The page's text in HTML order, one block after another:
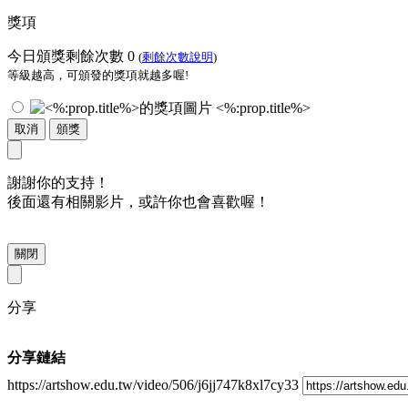
獎項
今日頒獎剩餘次數 0 (剩餘次數說明)
等級越高，可頒發的獎項就越多喔!
<%:prop.title%>
取消 頒獎
謝謝你的支持！
後面還有相關影片，或許你也會喜歡喔！
關閉
分享
分享鏈結
https://artshow.edu.tw/video/506/j6jj747k8xl7cy33